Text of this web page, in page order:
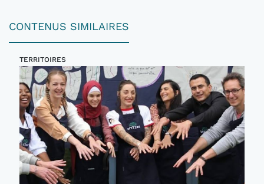
CONTENUS SIMILAIRES
TERRITOIRES